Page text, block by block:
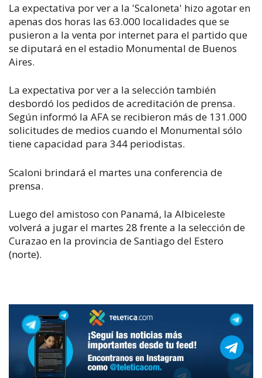
La expectativa por ver a la 'Scaloneta' hizo agotar en
apenas dos horas las 63.000 localidades que se
pusieron a la venta por internet para el partido que
se diputará en el estadio Monumental de Buenos
Aires.
La expectativa por ver a la selección también
desbordó los pedidos de acreditación de prensa.
Según informó la AFA se recibieron más de 131.000
solicitudes de medios cuando el Monumental sólo
tiene capacidad para 344 periodistas.
Scaloni brindará el martes una conferencia de
prensa.
Luego del amistoso con Panamá, la Albiceleste
volverá a jugar el martes 28 frente a la selección de
Curazao en la provincia de Santiago del Estero
(norte).